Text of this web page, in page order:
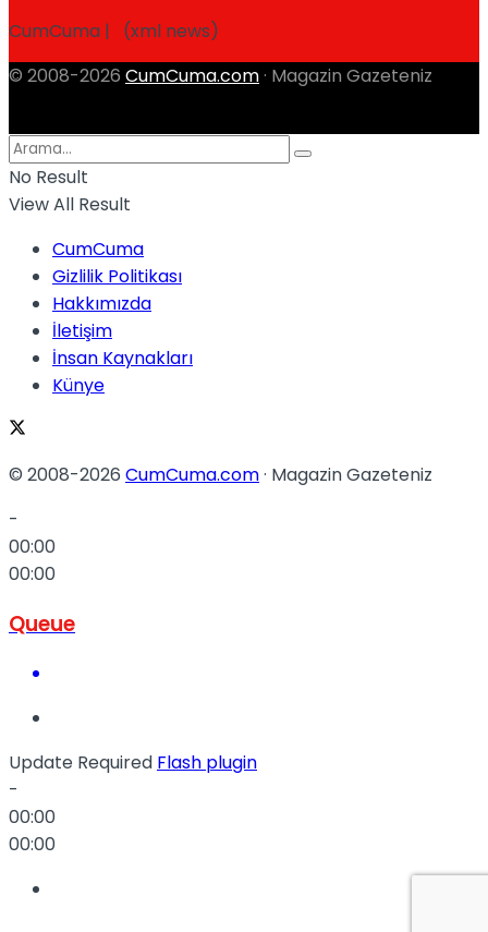
CumCuma | (xml news)
© 2008-2026 CumCuma.com · Magazin Gazeteniz
No Result
View All Result
CumCuma
Gizlilik Politikası
Hakkımızda
İletişim
İnsan Kaynakları
Künye
© 2008-2026 CumCuma.com· Magazin Gazeteniz
-
00:00
00:00
Queue
Update Required Flash plugin
-
00:00
00:00